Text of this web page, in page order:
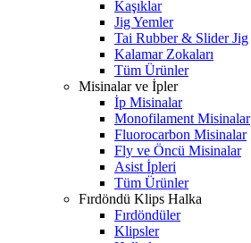
Kaşıklar
Jig Yemler
Tai Rubber & Slider Jig
Kalamar Zokaları
Tüm Ürünler
Misinalar ve İpler
İp Misinalar
Monofilament Misinalar
Fluorocarbon Misinalar
Fly ve Öncü Misinalar
Asist İpleri
Tüm Ürünler
Fırdöndü Klips Halka
Fırdöndüler
Klipsler